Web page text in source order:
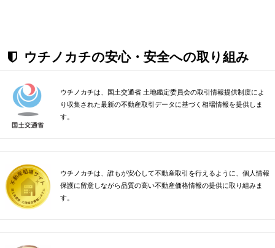
ウチノカチの安心・安全への取り組み
ウチノカチは、国土交通省 土地鑑定委員会の取引情報提供制度によ
り収集された最新の不動産取引データに基づく相場情報を提供しま
す。
ウチノカチは、誰もが安心して不動産取引を行えるように、個人情報
保護に留意しながら品質の高い不動産価格情報の提供に取り組みま
す。